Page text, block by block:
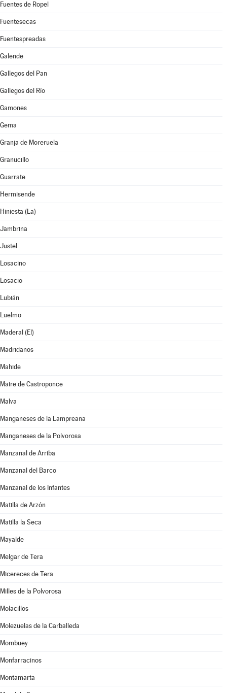
Fuentes de Ropel
Fuentesecas
Fuentespreadas
Galende
Gallegos del Pan
Gallegos del Río
Gamones
Gema
Granja de Moreruela
Granucillo
Guarrate
Hermisende
Hiniesta (La)
Jambrina
Justel
Losacino
Losacio
Lubián
Luelmo
Maderal (El)
Madridanos
Mahide
Maire de Castroponce
Malva
Manganeses de la Lampreana
Manganeses de la Polvorosa
Manzanal de Arriba
Manzanal del Barco
Manzanal de los Infantes
Matilla de Arzón
Matilla la Seca
Mayalde
Melgar de Tera
Micereces de Tera
Milles de la Polvorosa
Molacillos
Molezuelas de la Carballeda
Mombuey
Monfarracinos
Montamarta